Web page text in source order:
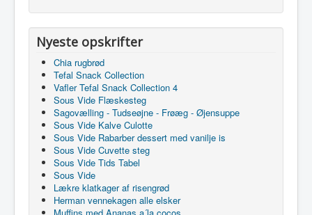
Nyeste opskrifter
Chia rugbrød
Tefal Snack Collection
Vafler Tefal Snack Collection 4
Sous Vide Flæskesteg
Sagovælling - Tudseøjne - Frøæg - Øjensuppe
Sous Vide Kalve Culotte
Sous Vide Rabarber dessert med vanilje is
Sous Vide Cuvette steg
Sous Vide Tids Tabel
Sous Vide
Lækre klatkager af risengrød
Herman vennekagen alle elsker